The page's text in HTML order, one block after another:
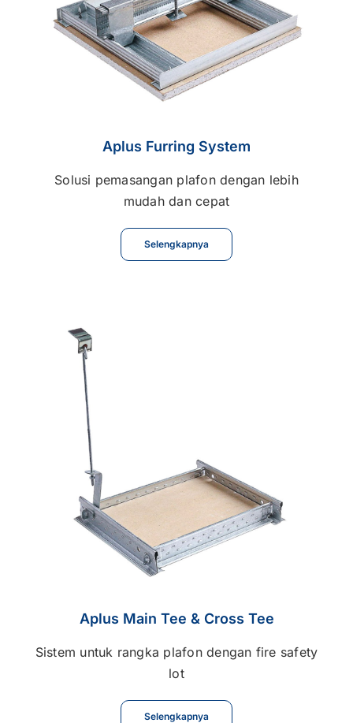
Aplus Furring System
Solusi pemasangan plafon dengan lebih
mudah dan cepat
Selengkapnya
Aplus Main Tee & Cross Tee
Sistem untuk rangka plafon dengan fire safety
lot
Selengkapnya